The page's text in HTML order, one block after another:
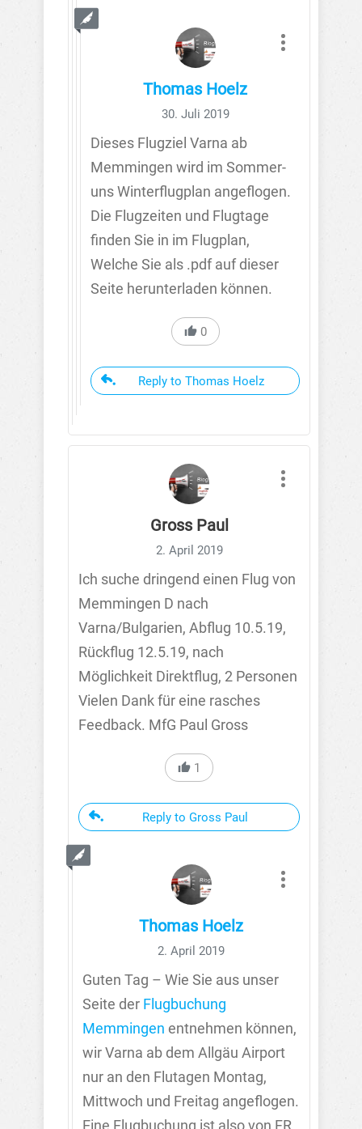
Thomas Hoelz
30. Juli 2019
Dieses Flugziel Varna ab
Memmingen wird im Sommer-
uns Winterflugplan angeflogen.
Die Flugzeiten und Flugtage
finden Sie in im Flugplan,
Welche Sie als .pdf auf dieser
Seite herunterladen können.
0
Reply to Thomas Hoelz
Gross Paul
2. April 2019
Ich suche dringend einen Flug von
Memmingen D nach
Varna/Bulgarien, Abflug 10.5.19,
Rückflug 12.5.19, nach
Möglichkeit Direktflug, 2 Personen
Vielen Dank für eine rasches
Feedback. MfG Paul Gross
1
Reply to Gross Paul
Thomas Hoelz
2. April 2019
Guten Tag – Wie Sie aus unser
Seite der Flugbuchung
Memmingen entnehmen können,
wir Varna ab dem Allgäu Airport
nur an den Flutagen Montag,
Mittwoch und Freitag angeflogen.
Eine Flugbuchung ist also von FR